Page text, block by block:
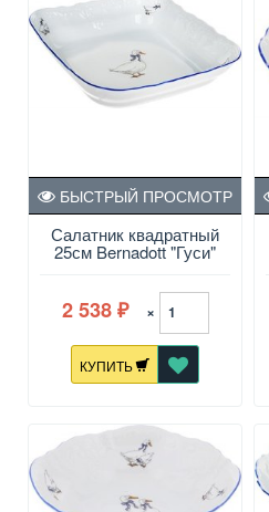
Салатник квадратный
25см Bernadott "Гуси"
БЫСТРЫЙ ПРОСМОТР
2 538 ₽ ×
КУПИТЬ